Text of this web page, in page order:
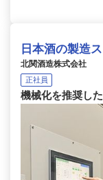
日本酒の製造
北関酒造株式会社
正社員
機械化を推奨し